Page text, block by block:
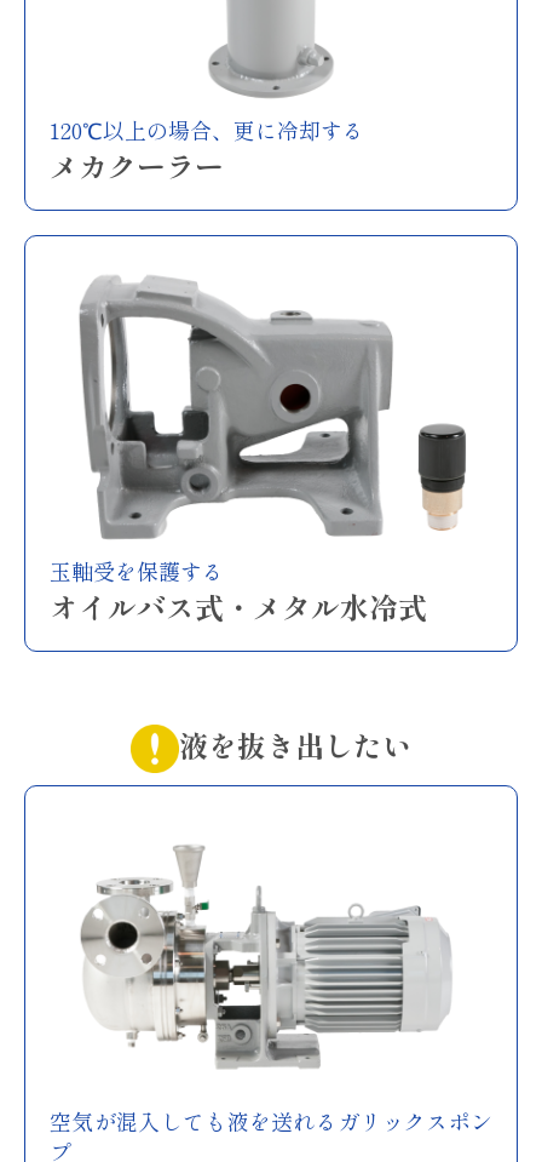
120℃以上の場合、更に冷却する
メカクーラー
玉軸受を保護する
オイルバス式・メタル水冷式
液を抜き出したい
空気が混入しても液を送れるガリックスポン
プ